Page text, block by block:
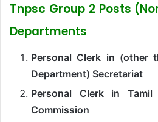
Tnpsc Group 2 Posts
Departments
Personal Clerk in (other
Department) Secretariat
Personal Clerk in Tamil
Commission